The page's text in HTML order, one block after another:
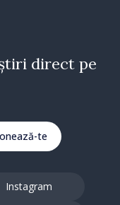
direct pe
te
Instagram